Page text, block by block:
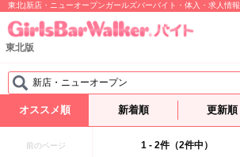
東北|新店・ニューオープンガールズバーバイト・体入・求人情報
東北版
新店・ニューオープン
オススメ順 新着順 更新順
前のページ 1 - 2件（2件中）